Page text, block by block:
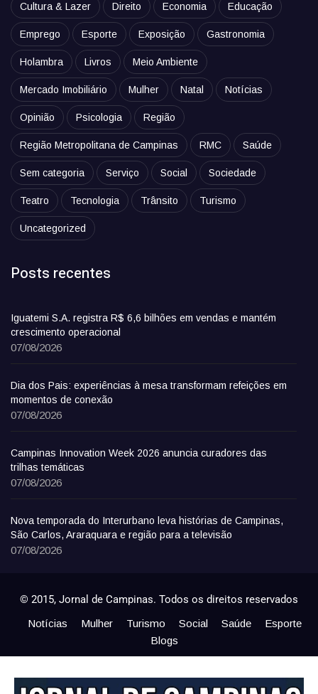
Cultura & Lazer Direito Economia Educação
Emprego Esporte Exposição Gastronomia
Holambra Livros Meio Ambiente
Mercado Imobiliário Mulher Natal Notícias
Opinião Psicologia Região
Região Metropolitana de Campinas RMC Saúde
Sem categoria Serviço Social Sociedade
Teatro Tecnologia Trânsito Turismo
Uncategorized
Posts recentes
Iguatemi S.A. registra R$ 6,6 bilhões em vendas e mantém
crescimento operacional
07/08/2026
Dia dos Pais: experiências à mesa transformam refeições em
momentos de conexão
07/08/2026
Campinas Innovation Week 2026 anuncia curadores das
trilhas temáticas
07/08/2026
Nova temporada do Interurbano leva histórias de Campinas,
São Carlos, Araraquara e região para a televisão
07/08/2026
© 2015, Jornal de Campinas. Todos os direitos reservados
Notícias Mulher Turismo Social Saúde
Esporte
Blogs